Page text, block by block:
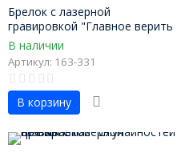
Брелок с лазерной
гравировкой "Главное верить
в себя"
В наличии
Артикул: 163-331
В корзину